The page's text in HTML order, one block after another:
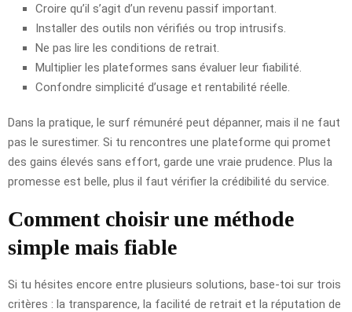
Croire qu’il s’agit d’un revenu passif important.
Installer des outils non vérifiés ou trop intrusifs.
Ne pas lire les conditions de retrait.
Multiplier les plateformes sans évaluer leur fiabilité.
Confondre simplicité d’usage et rentabilité réelle.
Dans la pratique, le surf rémunéré peut dépanner, mais il ne faut
pas le surestimer. Si tu rencontres une plateforme qui promet
des gains élevés sans effort, garde une vraie prudence. Plus la
promesse est belle, plus il faut vérifier la crédibilité du service.
Comment choisir une méthode
simple mais fiable
Si tu hésites encore entre plusieurs solutions, base-toi sur trois
critères : la transparence, la facilité de retrait et la réputation de